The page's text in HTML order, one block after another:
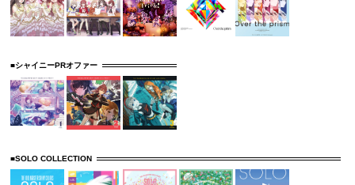
■シャイニーPRオファー
■SOLO COLLECTION